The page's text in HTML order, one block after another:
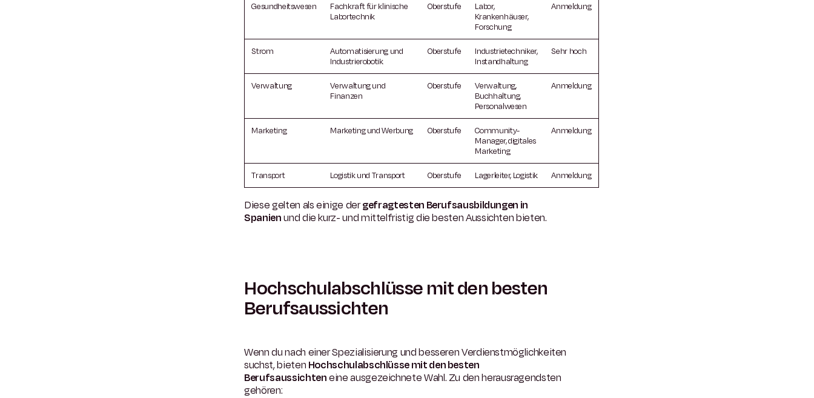
Gesundheitswesen
Fachkraft für klinische
Labortechnik
Oberstufe
Labor,
Krankenhäuser,
Forschung
Anmeldung
Strom
Automatisierung und
Industrierobotik
Oberstufe
Industrietechniker,
Instandhaltung
Sehr hoch
Verwaltung
Verwaltung und
Finanzen
Oberstufe
Verwaltung,
Buchhaltung,
Personalwesen
Anmeldung
Marketing Marketing und Werbung Oberstufe
Community-
Manager, digitales
Marketing
Anmeldung
Transport Logistik und Transport Oberstufe Lagerleiter, Logistik Anmeldung
Diese gelten als einige dergefragtesten Berufsausbildungen in
Spanienund die kurz- und mittelfristig die besten Aussichten bieten.
Hochschulabschlüsse mit den besten
Berufsaussichten
Wenn du nach einer Spezialisierung und besseren Verdienstmöglichkeiten
suchst, bieten Hochschulabschlüsse mit den besten
Berufsaussichteneine ausgezeichnete Wahl. Zu den herausragendsten
gehören: